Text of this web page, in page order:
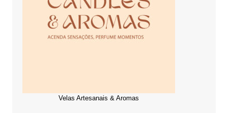
Velas Artesanais & Aromas